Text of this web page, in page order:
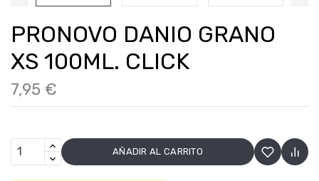
PRONOVO DANIO GRANO
XS 100ML. CLICK
7,95 €
AÑADIR AL CARRITO